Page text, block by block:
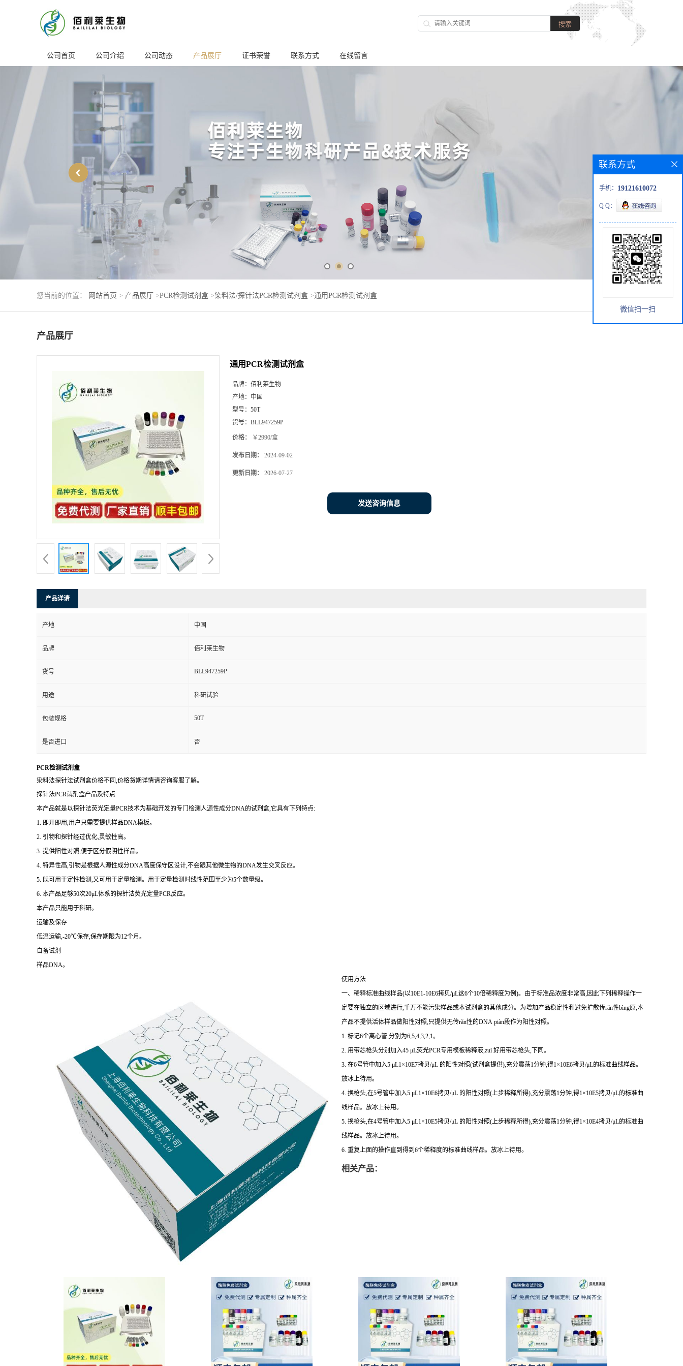
公司首页 公司介绍 公司动态 产品展厅 证书荣誉 联系方式 在线留言
您当前的位置： 网站首页 > 产品展厅 >PCR检测试剂盒 >染料法/探针法PCR检测试剂盒 >通用PCR检测试剂盒
产品展厅
通用PCR检测试剂盒
品牌： 佰利莱生物
产地： 中国
型号： 50T
货号： BLL947259P
价格： ￥2990/盒
发布日期： 2024-09-02
更新日期： 2026-07-27
发送咨询信息
产品详请
产地 中国
品牌 佰利莱生物
货号 BLL947259P
用途 科研试验
包装规格 50T
是否进口 否
PCR检测试剂盒
染料法探针法试剂盒价格不同,价格货期详情请咨询客服了解。
探针法PCR试剂盒产品及特点
本产品就是以探针法荧光定量PCR技术为基础开发的专门检测人源性成分DNA的试剂盒,它具有下列特点:
1. 即开即用,用户只需要提供样品DNA模板。
2. 引物和探针经过优化,灵敏性高。
3. 提供阳性对照,便于区分假阴性样品。
4. 特异性高,引物是根据人源性成分DNA高度保守区设计,不会跟其他微生物的DNA发生交叉反应。
5. 既可用于定性检测,又可用于定量检测。用于定量检测时线性范围至少为5个数量级。
6. 本产品足够50次20μL体系的探针法荧光定量PCR反应。
本产品只能用于科研。
运输及保存
低温运输,-20℃保存,保存期限为12个月。
自备试剂
样品DNA。
使用方法
一、稀释标准曲线样品(以10E1-10E6拷贝/μL这6个10倍稀释度为例)。由于标准品浓度非常高,因此下列稀释操作一
定要在独立的区域进行,千万不能污染样品或本试剂盒的其他成分。为增加产品稳定性和避免扩散传rǎn性bìng原,本
产品不提供活体样品做阳性对照,只提供无传rǎn性的DNA piàn段作为阳性对照。
1. 标记6个离心管,分别为6,5,4,3,2,1。
2. 用带芯枪头分别加入45 μL荧光PCR专用模板稀释液,zuì 好用带芯枪头,下同。
3. 在6号管中加入5 μL1×10E7拷贝/μL 的阳性对照(试剂盒提供),充分震荡1分钟,得1×10E6拷贝/μL的标准曲线样品。
放冰上待用。
4. 换枪头,在5号管中加入5 μL1×10E6拷贝/μL 的阳性对照(上步稀释所得),充分震荡1分钟,得1×10E5拷贝/μL的标准曲
线样品。放冰上待用。
5. 换枪头,在4号管中加入5 μL1×10E5拷贝/μL 的阳性对照(上步稀释所得),充分震荡1分钟,得1×10E4拷贝/μL的标准曲
线样品。放冰上待用。
6. 重复上面的操作直到得到6个稀释度的标准曲线样品。放冰上待用。
相关产品：
联系方式
手机： 19121610072
Q Q：
微信扫一扫